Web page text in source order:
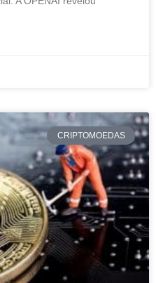
CRIPTOMOEDAS